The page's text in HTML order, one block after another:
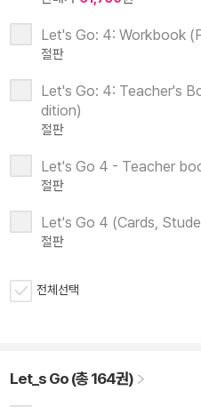
Let's Go: 4: Workbook
절판
Let's Go: 4: Teacher's
dition)
절판
Let's Go 4 - Teacher
절판
Let's Go 4 (Cards,
절판
전체선택
Let_s Go (총 164권)